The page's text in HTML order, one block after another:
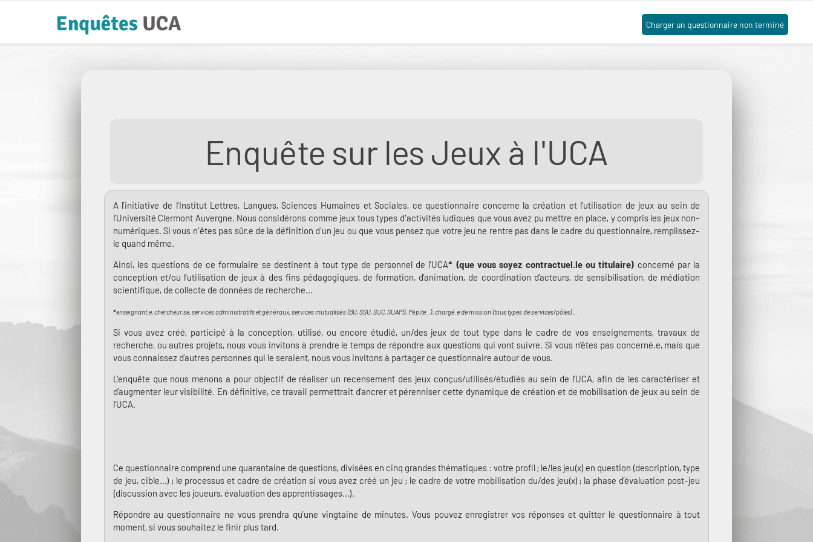
Charger un questionnaire non terminé
Enquête sur les Jeux à l'UCA
A l’initiative de l’Institut Lettres, Langues, Sciences Humaines et Sociales, ce questionnaire concerne la création et l’utilisation de jeux au sein de
l’Université Clermont Auvergne. Nous considérons comme jeux tous types d'activités ludiques que vous avez pu mettre en place, y compris les jeux non-
numériques. Si vous n'êtes pas sûr.e de la définition d'un jeu ou que vous pensez que votre jeu ne rentre pas dans le cadre du questionnaire, remplissez-
le quand même.
Ainsi, les questions de ce formulaire se destinent à tout type de personnel de l’UCA* (que vous soyez contractuel.le ou titulaire) concerné par la
conception et/ou l’utilisation de jeux à des fins pédagogiques, de formation, d’animation, de coordination d’acteurs, de sensibilisation, de médiation
scientifique, de collecte de données de recherche…
*enseignant.e, chercheur.se, services administratifs et généraux, services mutualisés (BU, SSU, SUC, SUAPS, Pépite…), chargé.e de mission (tous types de services/pôles)…
Si vous avez créé, participé à la conception, utilisé, ou encore étudié, un/des jeux de tout type dans le cadre de vos enseignements, travaux de
recherche, ou autres projets, nous vous invitons à prendre le temps de répondre aux questions qui vont suivre. Si vous n’êtes pas concerné.e, mais que
vous connaissez d’autres personnes qui le seraient, nous vous invitons à partager ce questionnaire autour de vous.
L’enquête que nous menons a pour objectif de réaliser un recensement des jeux conçus/utilisés/étudiés au sein de l’UCA, afin de les caractériser et
d’augmenter leur visibilité. En définitive, ce travail permettrait d’ancrer et pérenniser cette dynamique de création et de mobilisation de jeux au sein de
l’UCA.
Ce questionnaire comprend une quarantaine de questions, divisées en cinq grandes thématiques : votre profil ; le/les jeu(x) en question (description, type
de jeu, cible…) ; le processus et cadre de création si vous avez créé un jeu ; le cadre de votre mobilisation du/des jeu(x) ; la phase d’évaluation post-jeu
(discussion avec les joueurs, évaluation des apprentissages…).
Répondre au questionnaire ne vous prendra qu’une vingtaine de minutes. Vous pouvez enregistrer vos réponses et quitter le questionnaire à tout
moment, si vous souhaitez le finir plus tard.